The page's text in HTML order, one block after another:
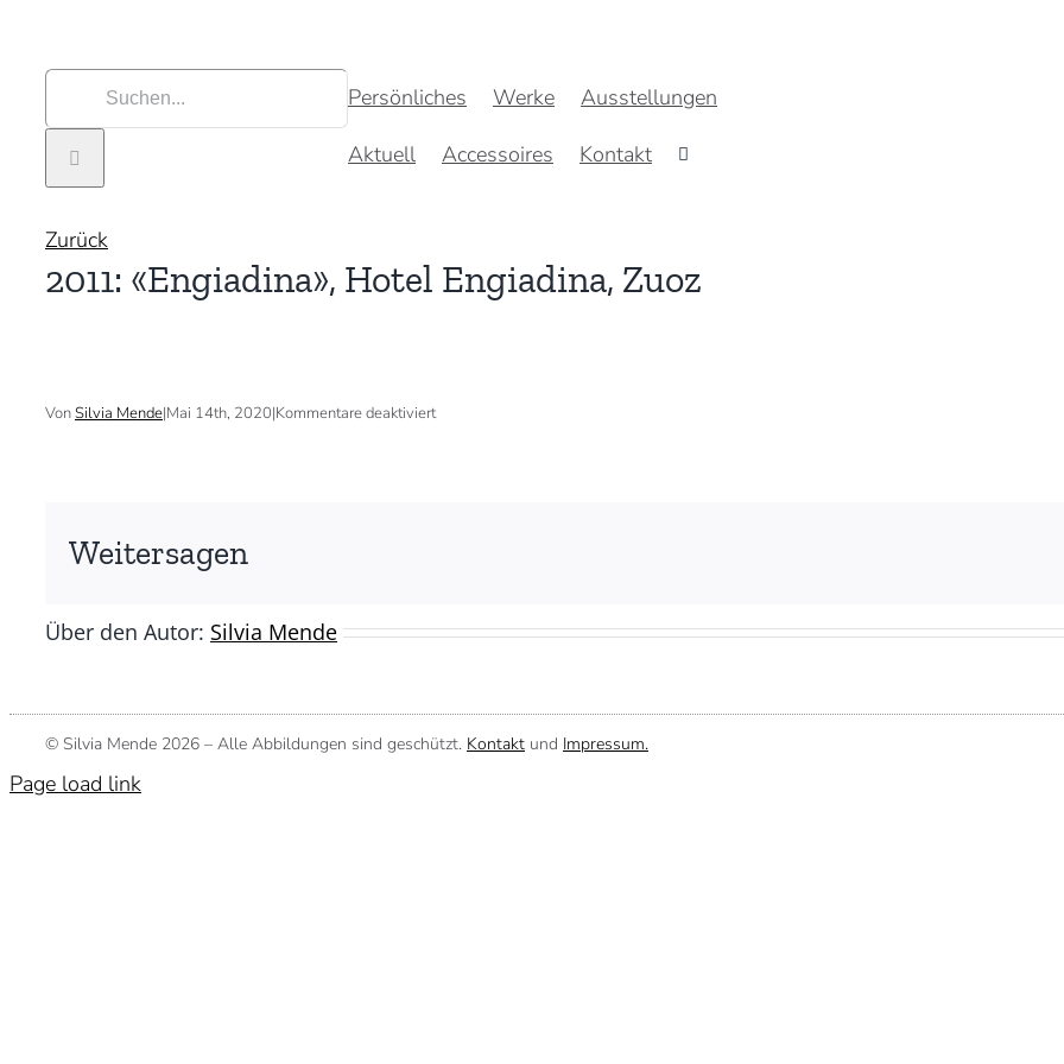
springen
Suche
Persönliches Werke
Ausstellungen
Aktuell
Accessoires Kontakt
Zurück
2011: «Engiadina», Hotel Engiadina, Zuoz
VonSilvia Mende|Mai 14th, 2020|Kommentare deaktiviertfür
Weitersagen
Über den Autor: Silvia Mende
© Silvia Mende 2026 – Alle Abbildungen sind geschützt. Kontakt und Impressum.
Page load link